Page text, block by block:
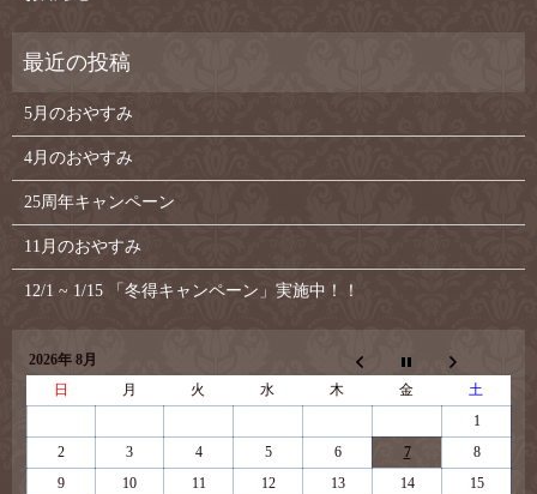
5月のおやすみ
4月のおやすみ
25周年キャンペーン
11月のおやすみ
12/1 ~ 1/15 「冬得キャンペーン」実施中！！
2026年 8月
日
月 火 水 木 金
土
1
2
3 4 5 6 7
8
9
10 11 12 13 14
15